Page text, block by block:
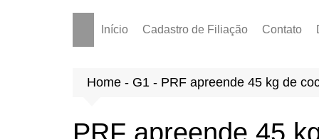
Início Cadastro de Filiação Contato
Home - G1 - PRF apreende 45 kg de
PRF apreende 45